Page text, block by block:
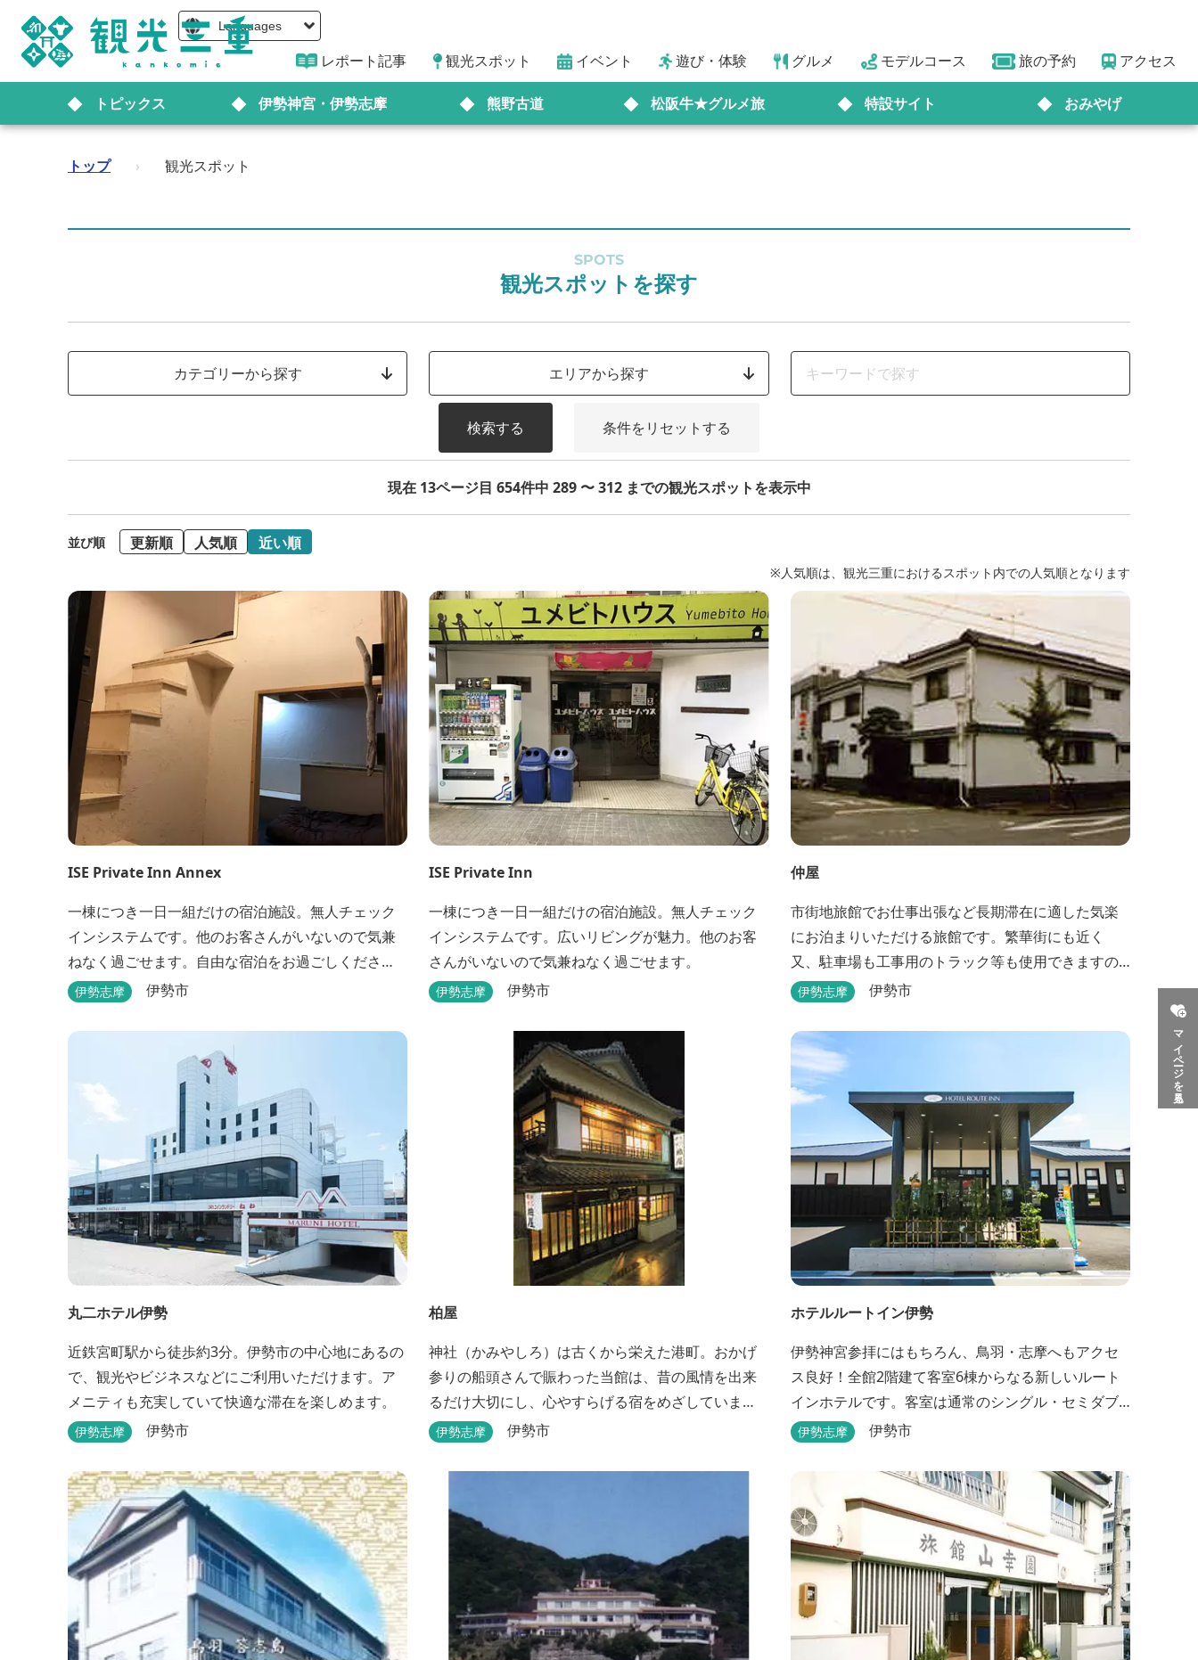
Languages
レポート記事 観光スポット イベント 遊び・体験 グルメ モデルコース 旅の予約 アクセス
トピックス 伊勢神宮・伊勢志摩 熊野古道 松阪牛★グルメ旅 特設サイト おみやげ
マイページを見る
トップ › 観光スポット
SPOTS
観光スポットを探す
カテゴリーから探す エリアから探す
検索する 条件をリセットする
現在 13ページ目 654件中 289 〜 312 までの観光スポットを表示中
並び順 更新順 人気順 近い順
※人気順は、観光三重におけるスポット内での人気順となります
ISE Private Inn Annex
一棟につき一日一組だけの宿泊施設。無人チェック
インシステムです。他のお客さんがいないので気兼
ねなく過ごせます。自由な宿泊をお過ごしくださ
い。
伊勢志摩 伊勢市
ISE Private Inn
一棟につき一日一組だけの宿泊施設。無人チェック
インシステムです。広いリビングが魅力。他のお客
さんがいないので気兼ねなく過ごせます。
伊勢志摩 伊勢市
仲屋
市街地旅館でお仕事出張など長期滞在に適した気楽
にお泊まりいただける旅館です。繁華街にも近く
又、駐車場も工事用のトラック等も使用できますの
で、ぜひご利用ください。
伊勢志摩 伊勢市
丸二ホテル伊勢
近鉄宮町駅から徒歩約3分。伊勢市の中心地にあるの
で、観光やビジネスなどにご利用いただけます。ア
メニティも充実していて快適な滞在を楽しめます。
伊勢志摩 伊勢市
柏屋
神社（かみやしろ）は古くから栄えた港町。おかげ
参りの船頭さんで賑わった当館は、昔の風情を出来
るだけ大切にし、心やすらげる宿をめざしていま
す。また、伊勢志摩の美味しい海の幸、山の幸を低
伊勢志摩 伊勢市
ホテルルートイン伊勢
伊勢神宮参拝にはもちろん、鳥羽・志摩へもアクセ
ス良好！全館2階建て客室6棟からなる新しいルート
インホテルです。客室は通常のシングル・セミダブ
ル・ ツインの他、畳敷きの和室もご用意しておりま
でお部屋でおくつろぎください。 また、朝食バイキ
ング無料サービス（営業時間6:30～900）、大浴場完
備、全室インターネット回線完備（Wi-Fi・LAN接...
伊勢志摩 伊勢市